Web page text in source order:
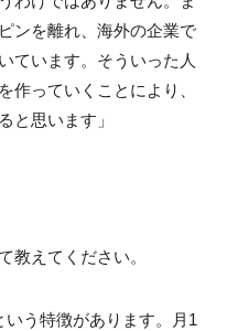
ンを離れ、海外の企業で
ています。そういった人
作っていくことにより、
と思います」
えてください。
いう特徴があります。月 1